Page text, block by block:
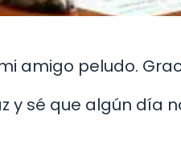
amigo peludo.
y sé que algún